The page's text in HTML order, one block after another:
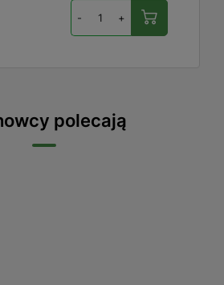
- +
polecają